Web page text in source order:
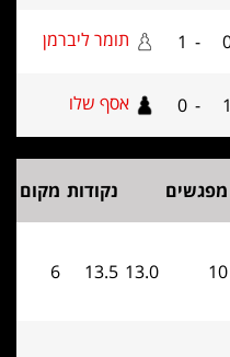
תומר ליברמן
אסף שלו
נקודות מקום
13.0
13.5
6